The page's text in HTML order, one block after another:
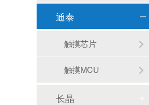
通泰
触摸芯片
触摸MCU
长晶